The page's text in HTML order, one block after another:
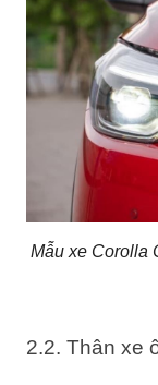
Mẫu xe Corolla
2.2. Thân xe